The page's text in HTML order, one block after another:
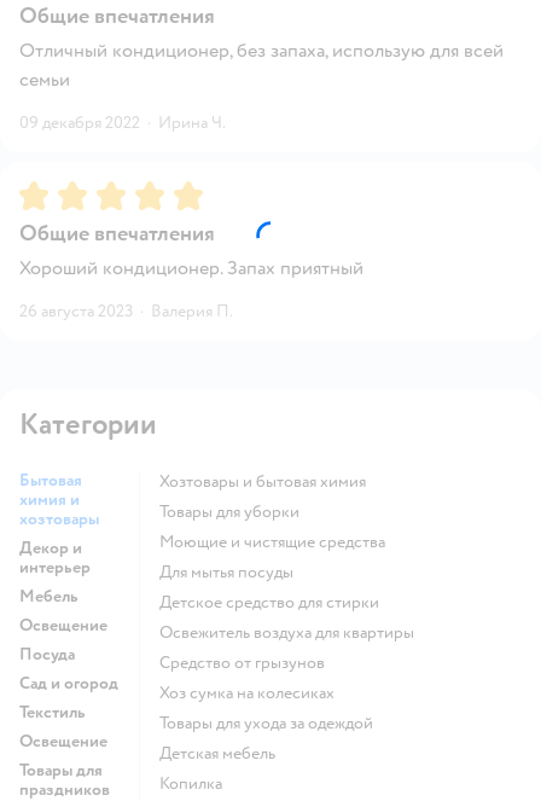
Общие впечатления
Отличный кондиционер, без запаха, использую для всей
семьи
09 декабря 2022 · Ирина Ч.
Рейтинг:5
Общие впечатления
Хороший кондиционер. Запах приятный
26 августа 2023 · Валерия П.
Категории
Бытовая
химия и
хозтовары
Декор и
интерьер
Мебель
Освещение
Посуда
Сад и огород
Текстиль
Освещение
Товары для
праздников
Хозтовары и бытовая химия
Товары для уборки
моющие и чистящие средства
для мытья посуды
детское средство для стирки
освежитель воздуха для квартиры
средство от грызунов
хоз сумка на колесиках
Товары для ухода за одеждой
Детская мебель
Копилка